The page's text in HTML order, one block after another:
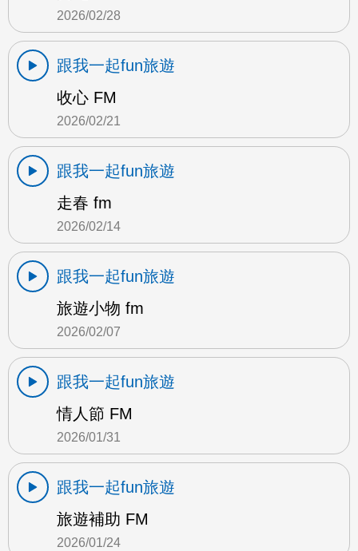
2026/02/28
跟我一起fun旅遊
收心 FM
2026/02/21
跟我一起fun旅遊
走春 fm
2026/02/14
跟我一起fun旅遊
旅遊小物 fm
2026/02/07
跟我一起fun旅遊
情人節 FM
2026/01/31
跟我一起fun旅遊
旅遊補助 FM
2026/01/24